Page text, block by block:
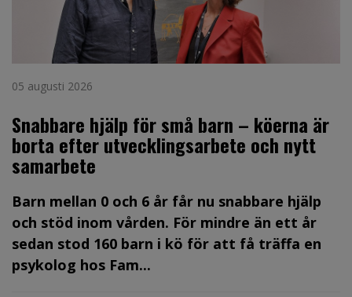
05 augusti 2026
Snabbare hjälp för små barn – köerna är
borta efter utvecklingsarbete och nytt
samarbete
Barn mellan 0 och 6 år får nu snabbare hjälp
och stöd inom vården. För mindre än ett år
sedan stod 160 barn i kö för att få träffa en
psykolog hos Fam...